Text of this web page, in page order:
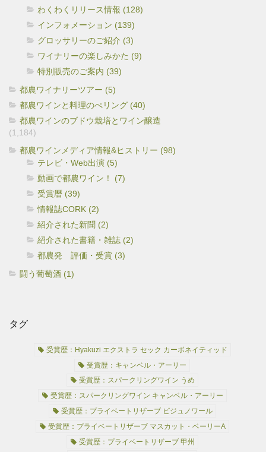
わくわくリリース情報 (128)
インフォメーション (139)
グロッサリーのご紹介 (3)
ワイナリーの楽しみかた (9)
特別販売のご案内 (39)
都農ワイナリーツアー (5)
都農ワインと料理のぺリング (40)
都農ワインのブドウ栽培とワイン醸造
(1,184)
都農ワインメディア情報&ヒストリー (98)
テレビ・Web出演 (5)
動画で都農ワイン！ (7)
受賞暦 (39)
情報誌CORK (2)
紹介された新聞 (2)
紹介された書籍・雑誌 (2)
都農発 評価・受賞 (3)
闘う葡萄酒 (1)
タグ
受賞歴：Hyakuzi エクストラ セック カーボネイティッド
受賞歴：キャンベル・アーリー
受賞歴：スパークリングワイン うめ
受賞歴：スパークリングワイン キャンベル・アーリー
受賞歴：プライベートリザーブ ビジュノワール
受賞歴：プライベートリザーブ マスカット・ベーリーA
受賞歴：プライベートリザーブ 甲州